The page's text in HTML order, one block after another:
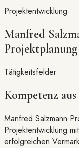
Projektentwicklung
Manfred
Projektplanung
Tätigkeitsfelder
Kompetenz
Manfred Salzmann
Projektentwicklung
erfolgreichen